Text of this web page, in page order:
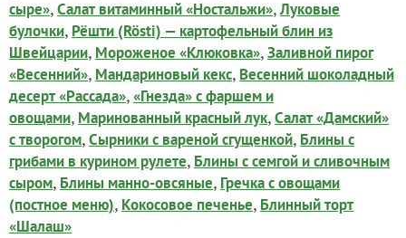
сыре»,Салат витаминный «Ностальжи»,Луковые
булочки, Рёшти (Rösti) — картофельный блин из
Швейцарии, Мороженое «Клюковка»,Заливной пирог
«Весенний», Мандариновый кекс, Весенний шоколадный
десерт «Рассада»,«Гнезда» с фаршем и
овощами, Маринованный красный лук,Салат «Дамский»
с творогом,Сырники с вареной сгущенкой, Блины с
грибами в курином рулете, Блины с семгой и сливочным
сыром, Блины манно-овсяные, Гречка с овощами
(постное меню), Кокосовое печенье, Блинный торт
«Шалаш»